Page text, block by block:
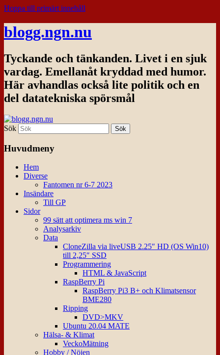
Hoppa till primärt innehåll
blogg.ngn.nu
Tyckande och tänkanden. Livet i en sjuk
vardag. Emellanåt kryddad med humor.
Här avhandlas också lite politik och en
del datatekniska spörsmål
Sök
Huvudmeny
Hem
Diverse
Fantomen nr 6-7 2023
Insändare
Till GP
Sidor
99 sätt att optimera ms win 7
Analysarkiv
Data
CloneZilla via liveUSB 2.25″ HD (OS Win10)
till 2,25″ SSD
Programmering
HTML & JavaScript
RaspBerry Pi
RaspBerry Pi3 B+ och Klimatsensor
BME280
Ripping
DVD>MKV
Ubuntu 20.04 MATE
Hälsa- & Klimat
VeckoMätning
Hobby / Nöjen